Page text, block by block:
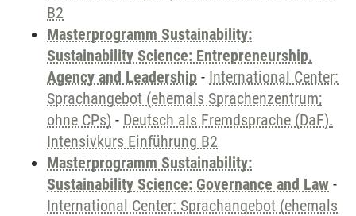
B2
Masterprogramm Sustainability:
Sustainability Science: Entrepreneurship,
Agency and Leadership - International Center:
Sprachangebot (ehemals Sprachenzentrum;
ohne CPs) - Deutsch als Fremdsprache (DaF).
Intensivkurs Einführung B2
Masterprogramm Sustainability:
Sustainability Science: Governance and Law -
International Center: Sprachangebot (ehemals